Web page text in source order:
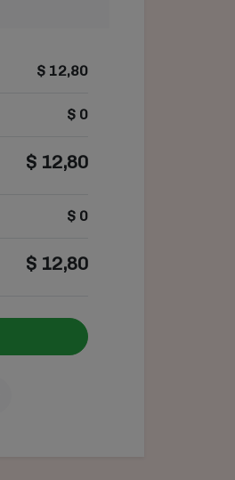
$ 12,80
$ 0
$ 12,80
$ 0
$ 12,80